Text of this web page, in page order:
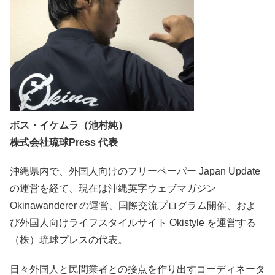
ボス・イケムラ（池村純）
株式会社琉球Press 代表
沖縄県内で、外国人向けのフリーペーパー Japan Update
の運営を経て、現在は沖縄英字ウェブマガジン
Okinawanderer の運営、国際交流プログラム開催、およ
び外国人向けライフスタイルサイト Okistyle を運営する
（株）琉球プレスの代表。
日々外国人と民間業者との接点を作り出すコーディネータ